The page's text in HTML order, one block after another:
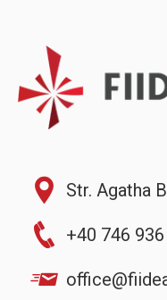
Str. Agatha
+40 746